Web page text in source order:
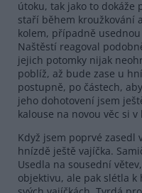
útoku, tak jako to dokáže
staří během kroužkování
kolem, případně
Naštěstí reagoval
jejich potomky nijak
poblíž, až bude zase u
postupně, po částech,
jeho dohotovení jsem
kalouse na novou věc si
Když jsem poprvé zasedl
hnízdě ještě vajíčka.
Usedla na sousední
objektivu, ale pak slétla